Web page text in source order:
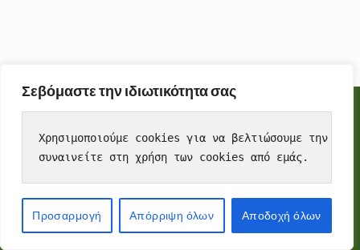
Σεβόμαστε την ιδιωτικότητα σας
Χρησιμοποιούμε cookies για να βελτιώσουμε την
συναινείτε στη χρήση των cookies από εμάς.
Προσαρμογή Απόρριψη όλων Αποδοχή όλων
To make this site work properly, we sometimes place small
data files called cookies on your device. Most big websites do